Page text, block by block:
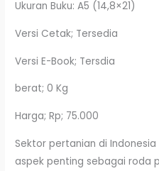
Ukuran Buku: A5 (14,8×21)
Versi Cetak; Tersedia
Versi E-Book; Tersdia
berat; 0 Kg
Harga; Rp; 75.000
Sektor pertanian di
aspek penting sebagai roda